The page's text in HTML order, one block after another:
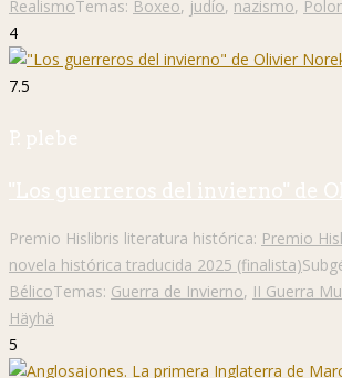
RealismoTemas: Boxeo, judío, nazismo,
4
7.5
P. plebe
"Los guerreros del invierno" de
Premio Hislibris literatura histórica: Premio
novela histórica traducida 2025 (finalista)
BélicoTemas: Guerra de Invierno, II Guerra
Häyhä
5